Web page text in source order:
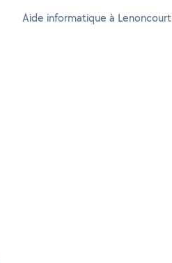
Aide informatique à Lenoncourt